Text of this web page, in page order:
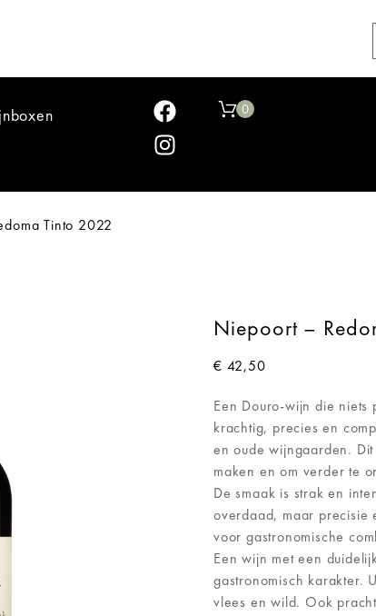
0
Tinto 2022
Niepoort –
€ 42,50
Een Douro-wijn die niets
krachtig, precies en
en oude wijngaarden.
maken en om verder te
De smaak is strak en
overdaad, maar precisie
voor gastronomische
Een wijn met een
gastronomisch karakter.
vlees en wild. Ook